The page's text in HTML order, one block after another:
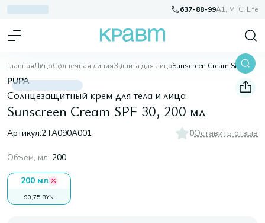
637-88-99A1, МТС, Life
ГлавнаяЛицоСолнечная линияЗащита для лица Sunscreen Cream SPF 30, 200 мл
PUPA
Солнцезащитный крем для тела и лица
Sunscreen Cream SPF 30, 200 мл
Артикул:2TA090A001 0Оставить отзыв
Объем, мл: 200
200 мл
90,75 BYN